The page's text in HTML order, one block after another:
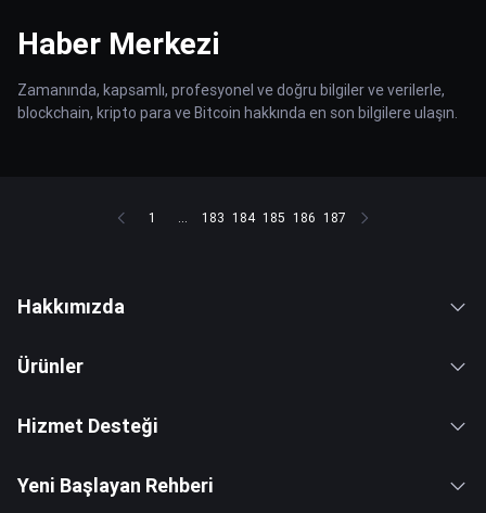
Haber Merkezi
Zamanında, kapsamlı, profesyonel ve doğru bilgiler ve verilerle,
blockchain, kripto para ve Bitcoin hakkında en son bilgilere ulaşın.
1 ... 183 184 185 186 187
Hakkımızda
Ürünler
Hizmet Desteği
Yeni Başlayan Rehberi